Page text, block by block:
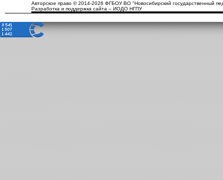
Авторское право © 2014-2026 ФГБОУ ВО "Новосибирский государственный
Разработка и поддержка сайта – ИОДО НГПУ